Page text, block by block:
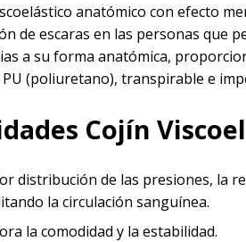
anatómico con efecto
de escaras en las personas que
a su forma anatómica,
PU (poliuretano), transpirable e
Cojín
distribución de las presiones, la
la circulación sanguínea.
la comodidad y la estabilidad.